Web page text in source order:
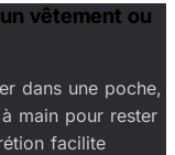
vêtement ou
dans une poche,
main pour rester
facilite